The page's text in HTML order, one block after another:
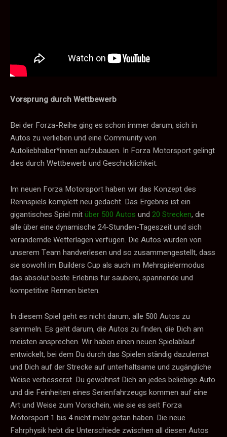
Vorsprung durch Wettbewerb
Bei der Forza-Reihe ging es schon immer darum, sich in
Autos zu verlieben und eine Community von
Autoliebhaber*innen aufzubauen. In Forza Motorsport gelingt
dies durch Wettbewerb und Geschicklichkeit.
Im neuen Forza Motorsport haben wir das Konzept des
Rennspiels komplett neu gedacht. Das Ergebnis ist ein
gigantisches Spiel mitüber 500 Autos und 20 Strecken, die
alle über eine dynamische 24-Stunden-Tageszeit und sich
verändernde Wetterlagen verfügen. Die Autos wurden von
unserem Team handverlesen und so zusammengestellt, dass
sie sowohl im Builders Cup als auch im Mehrspielermodus
das absolut beste Erlebnis für saubere, spannende und
kompetitive Rennen bieten.
In diesem Spiel geht es nicht darum, alle 500 Autos zu
sammeln. Es geht darum, die Autos zu finden, die Dich am
meisten ansprechen. Wir haben einen neuen Spielablauf
entwickelt, bei dem Du durch das Spielen ständig dazulernst
und Dich auf der Strecke auf unterhaltsame und zugängliche
Weise verbesserst. Du gewöhnst Dich an jedes beliebige Auto
und die Feinheiten eines Serienfahrzeugs kommen auf eine
Art und Weise zum Vorschein, wie sie es seit Forza
Motorsport 1 bis 4 nicht mehr getan haben. Die neue
Fahrphysik hebt die Unterschiede zwischen all diesen Autos